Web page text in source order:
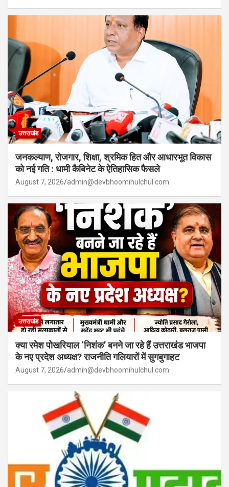
उत्तराखंड
जनकल्याण, रोजगार, शिक्षा, श्रमिक हित और आधारभूत विकास
को नई गति : धामी कैबिनेट के ऐतिहासिक फैसले
August 7, 2026 admin@devbhoomihulchul.com
उत्तराखंड
क्या रमेश पोखरियाल ‘निशंक’ बनने जा रहे हैं उत्तराखंड भाजपा
के नए प्रदेश अध्यक्ष? राजनीति गलियारों में सुगबुगाहट
August 7, 2026 admin@devbhoomihulchul.com